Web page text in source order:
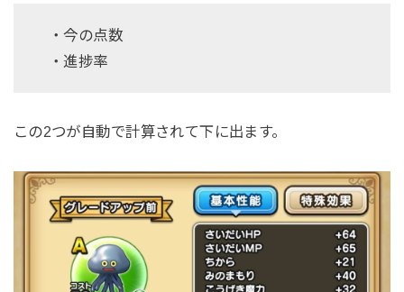
・今の点数
・進捗率
この2つが自動で計算されて下に出ます。